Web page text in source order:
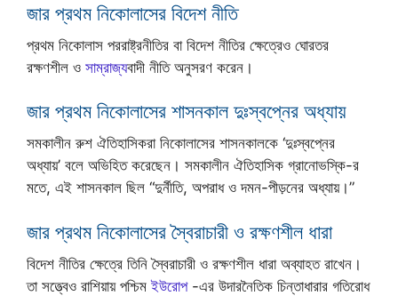
জার প্রথম নিকোলাসের বিদেশ নীতি
প্রথম নিকোলাস পররাষ্ট্রনীতির বা বিদেশ নীতির ক্ষেত্রেও ঘোরতর
রক্ষণশীল ও সাম্রাজ্যবাদী নীতি অনুসরণ করেন।
জার প্রথম নিকোলাসের শাসনকাল দুঃস্বপ্নের অধ্যায়
সমকালীন রুশ ঐতিহাসিকরা নিকোলাসের শাসনকালকে ‘দুঃস্বপ্নের
অধ্যায়’ বলে অভিহিত করেছেন। সমকালীন ঐতিহাসিক গ্রানোভস্কি-র
মতে, এই শাসনকাল ছিল “দুর্নীতি, অপরাধ ও দমন-পীড়নের অধ্যায়।”
জার প্রথম নিকোলাসের স্বৈরাচারী ও রক্ষণশীল ধারা
বিদেশ নীতির ক্ষেত্রে তিনি স্বৈরাচারী ও রক্ষণশীল ধারা অব্যাহত রাখেন।
তা সত্ত্বেও রাশিয়ায় পশ্চিমইউরোপ-এর উদারনৈতিক চিন্তাধারার গতিরোধ